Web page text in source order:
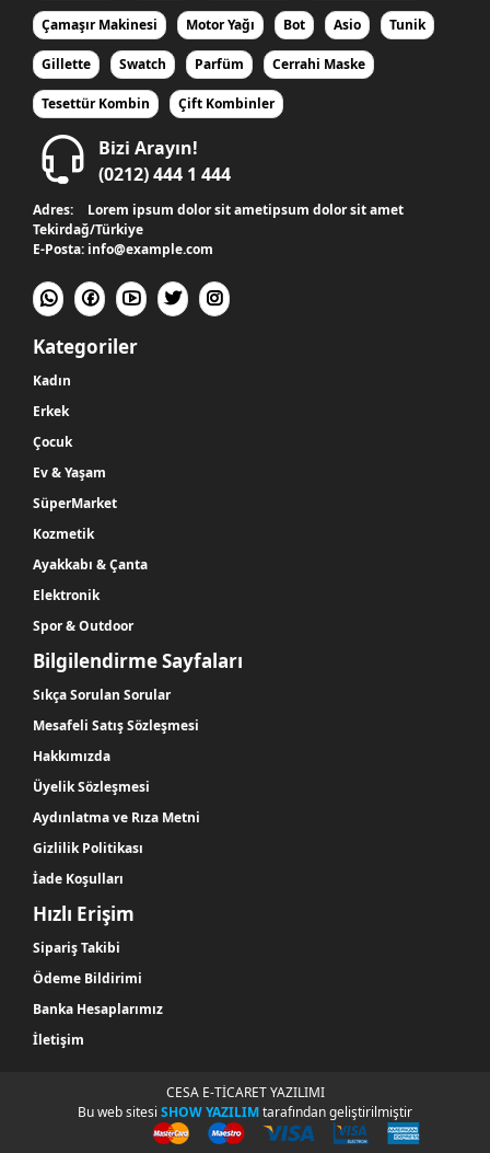
Çamaşır Makinesi Motor Yağı Bot Asio Tunik
Gillette Swatch Parfüm Cerrahi Maske
Tesettür Kombin Çift Kombinler
Bizi Arayın!
(0212) 444 1 444
Adres:
Lorem ipsum dolor sit ametipsum dolor sit amet
Tekirdağ/Türkiye
E-Posta: info@example.com
Kategoriler
Kadın
Erkek
Çocuk
Ev & Yaşam
SüperMarket
Kozmetik
Ayakkabı & Çanta
Elektronik
Spor & Outdoor
Bilgilendirme Sayfaları
Sıkça Sorulan Sorular
Mesafeli Satış Sözleşmesi
Hakkımızda
Üyelik Sözleşmesi
Aydınlatma ve Rıza Metni
Gizlilik Politikası
İade Koşulları
Hızlı Erişim
Sipariş Takibi
Ödeme Bildirimi
Banka Hesaplarımız
İletişim
CESA E-TİCARET YAZILIMI
Bu web sitesi SHOW YAZILIMtarafından geliştirilmiştir